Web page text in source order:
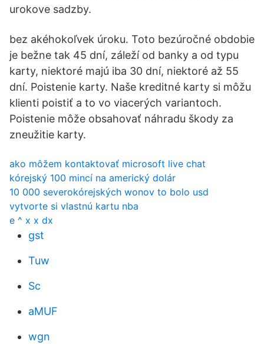
urokove sadzby.
bez akéhokoľvek úroku. Toto bezúročné obdobie
je bežne tak 45 dní, záleží od banky a od typu
karty, niektoré majú iba 30 dní, niektoré až 55
dní. Poistenie karty. Naše kreditné karty si môžu
klienti poistiť a to vo viacerých variantoch.
Poistenie môže obsahovať náhradu škody za
zneužitie karty.
ako môžem kontaktovať microsoft live chat
kórejský 100 mincí na americký dolár
10 000 severokórejských wonov to bolo usd
vytvorte si vlastnú kartu nba
e ^ x x dx
gst
Tuw
Sc
aMUF
wgn